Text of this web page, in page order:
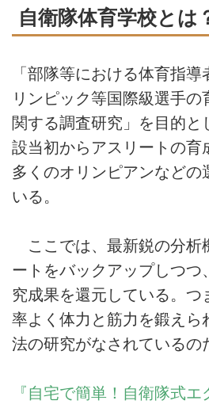
自衛隊体育学校とは
「部隊等における体育指
リンピック等国際級選手の
関する調査研究」を目的と
設当初からアスリートの育
多くのオリンピアンなどの
いる。
ここでは、最新鋭の分析
ートをバックアップしつつ
究成果を還元している。つ
率よく体力と筋力を鍛えら
法の研究がなされているの
『自宅で簡単！自衛隊式エ